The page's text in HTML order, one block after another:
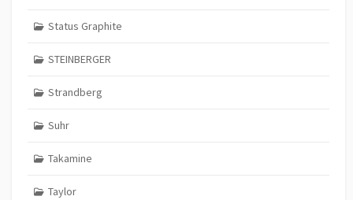
Status Graphite
STEINBERGER
Strandberg
Suhr
Takamine
Taylor